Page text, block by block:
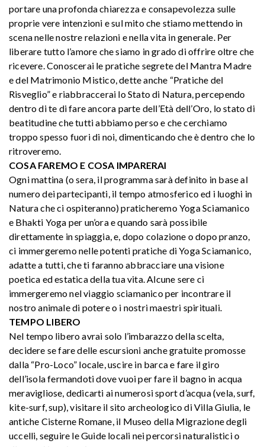
portare una profonda chiarezza e consapevolezza sulle
proprie vere intenzioni e sul mito che stiamo mettendo in
scena nelle nostre relazioni e nella vita in generale. Per
liberare tutto l’amore che siamo in grado di offrire oltre che
ricevere. Conoscerai le pratiche segrete del Mantra Madre
e del Matrimonio Mistico, dette anche “Pratiche del
Risveglio” e riabbraccerai lo Stato di Natura, percependo
dentro di te di fare ancora parte dell’Età dell’Oro, lo stato di
beatitudine che tutti abbiamo perso e che cerchiamo
troppo spesso fuori di noi, dimenticando che è dentro che lo
ritroveremo.
COSA FAREMO E COSA IMPARERAI
Ogni mattina (o sera, il programma sarà definito in base al
numero dei partecipanti, il tempo atmosferico ed i luoghi in
Natura che ci ospiteranno) praticheremo Yoga Sciamanico
e Bhakti Yoga per un’ora e quando sarà possibile
direttamente in spiaggia, e, dopo colazione o dopo pranzo,
ci immergeremo nelle potenti pratiche di Yoga Sciamanico,
adatte a tutti, che ti faranno abbracciare una visione
poetica ed estatica della tua vita. Alcune sere ci
immergeremo nel viaggio sciamanico per incontrare il
nostro animale di potere o i nostri maestri spirituali.
TEMPO LIBERO
Nel tempo libero avrai solo l’imbarazzo della scelta,
decidere se fare delle escursioni anche gratuite promosse
dalla “Pro-Loco” locale, uscire in barca e fare il giro
dell’isola fermandoti dove vuoi per fare il bagno in acqua
meravigliose, dedicarti ai numerosi sport d’acqua (vela, surf,
kite-surf, sup), visitare il sito archeologico di Villa Giulia, le
antiche Cisterne Romane, il Museo della Migrazione degli
uccelli, seguire le Guide locali nei percorsi naturalistici o